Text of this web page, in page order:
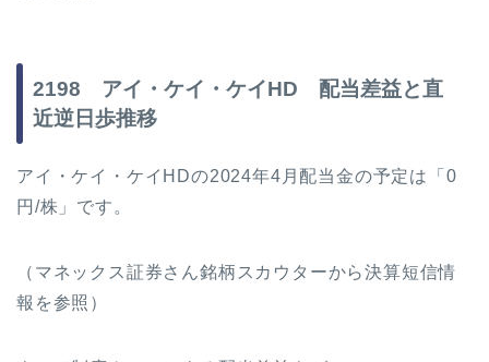
2198 アイ・ケイ・ケイHD 配当差益と直
近逆日歩推移
アイ・ケイ・ケイHDの2024年4月配当金の予定は「0
円/株」です。
（マネックス証券さん銘柄スカウターから決算短信情
報を参照）